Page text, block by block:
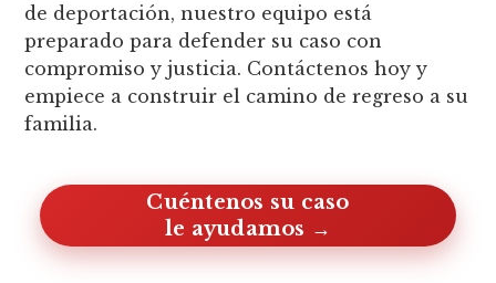
de deportación, nuestro equipo está
preparado para defender su caso con
compromiso y justicia. Contáctenos hoy y
empiece a construir el camino de regreso a su
familia.
Cuéntenos su caso, le ayudamos